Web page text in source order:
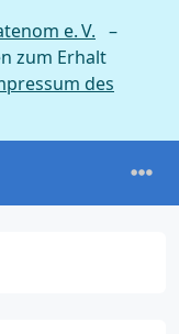
e. V. –
zum Erhalt
des